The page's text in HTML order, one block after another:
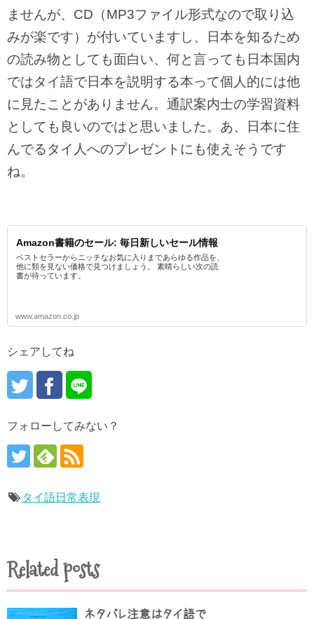
ませんが、CD（MP3ファイル形式なので取り込
みが楽です）が付いていますし、日本を知るため
の読み物としても面白い、何と言っても日本国内
ではタイ語で日本を説明する本って個人的には他
に見たことがありません。通訳案内士の学習資料
としても良いのではと思いました。あ、日本に住
んでるタイ人へのプレゼントにも使えそうです
ね。
Amazon書籍のセール: 毎日新しいセール情報
ベストセラーからニッチなお気に入りまであらゆる作品を、
他に類を見ない価格で見つけましょう。 素晴らしい次の読
書が待っています。
www.amazon.co.jp
シェアしてね
フォローしてみない？
タイ語日常表現
Related posts
ネタバレ注意はタイ語で